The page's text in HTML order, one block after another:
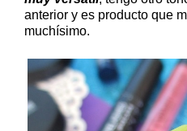
anterior y es producto que
muchísimo.